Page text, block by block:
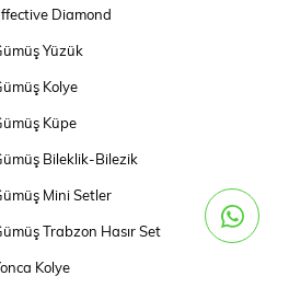
Diamond
Yüzük
Kolye
Küpe
Bileklik-Bilezik
Mini Setler
Trabzon Hasır Set
Kolye